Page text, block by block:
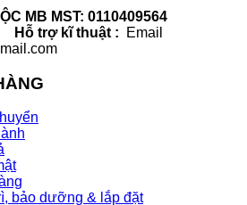
MB MST: 0110409564
Hỗ trợ kĩ thuật :
Email
bảo dưỡng & lắp đặt